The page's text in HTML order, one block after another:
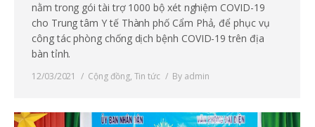
nằm trong gói tài trợ 1000 bộ xét nghiệm COVID-19
cho Trung tâm Y tế Thành phố Cẩm Phả, để phục vụ
công tác phòng chống dịch bệnh COVID-19 trên địa
bàn tỉnh.
12/03/2021 Cộng đồng, Tin tức By admin